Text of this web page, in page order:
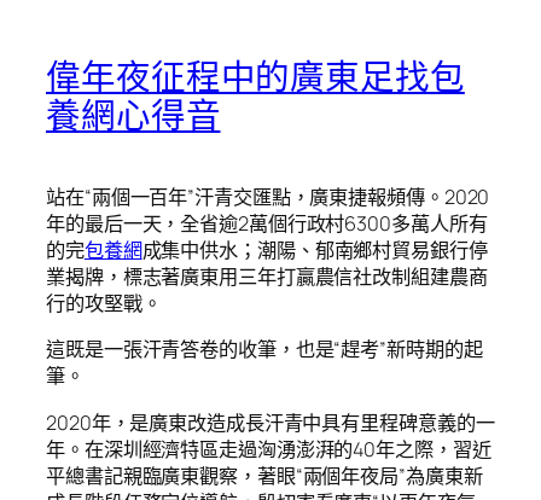
偉年夜征程中的廣東足找包
養網心得音
站在“兩個一百年”汗青交匯點，廣東捷報頻傳。2020
年的最后一天，全省逾2萬個行政村6300多萬人所有
的完包養網成集中供水；潮陽、郁南鄉村貿易銀行停
業揭牌，標志著廣東用三年打贏農信社改制組建農商
行的攻堅戰。
這既是一張汗青答卷的收筆，也是“趕考”新時期的起
筆。
2020年，是廣東改造成長汗青中具有里程碑意義的一
年。在深圳經濟特區走過洶湧澎湃的40年之際，習近
平總書記親臨廣東觀察，著眼“兩個年夜局”為廣東新